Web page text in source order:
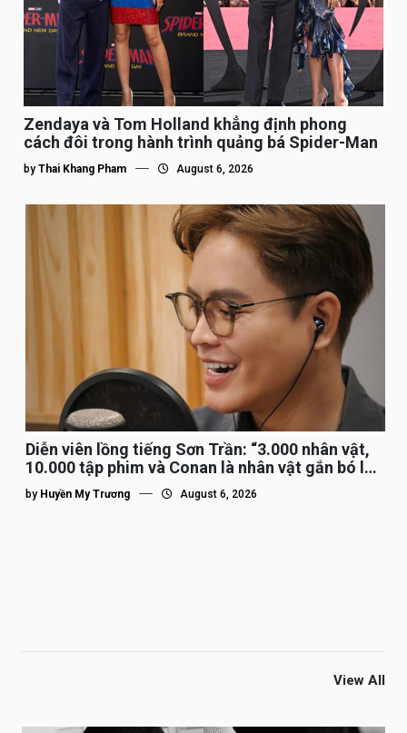
Zendaya và Tom Holland khẳng định phong
cách đôi trong hành trình quảng bá Spider-Man
by Thai Khang Pham August 6, 2026
Diễn viên lồng tiếng Sơn Trần: “3.000 nhân vật,
10.000 tập phim và Conan là nhân vật gắn bó lâu
nhất”
by Huyền My Trương August 6, 2026
View All